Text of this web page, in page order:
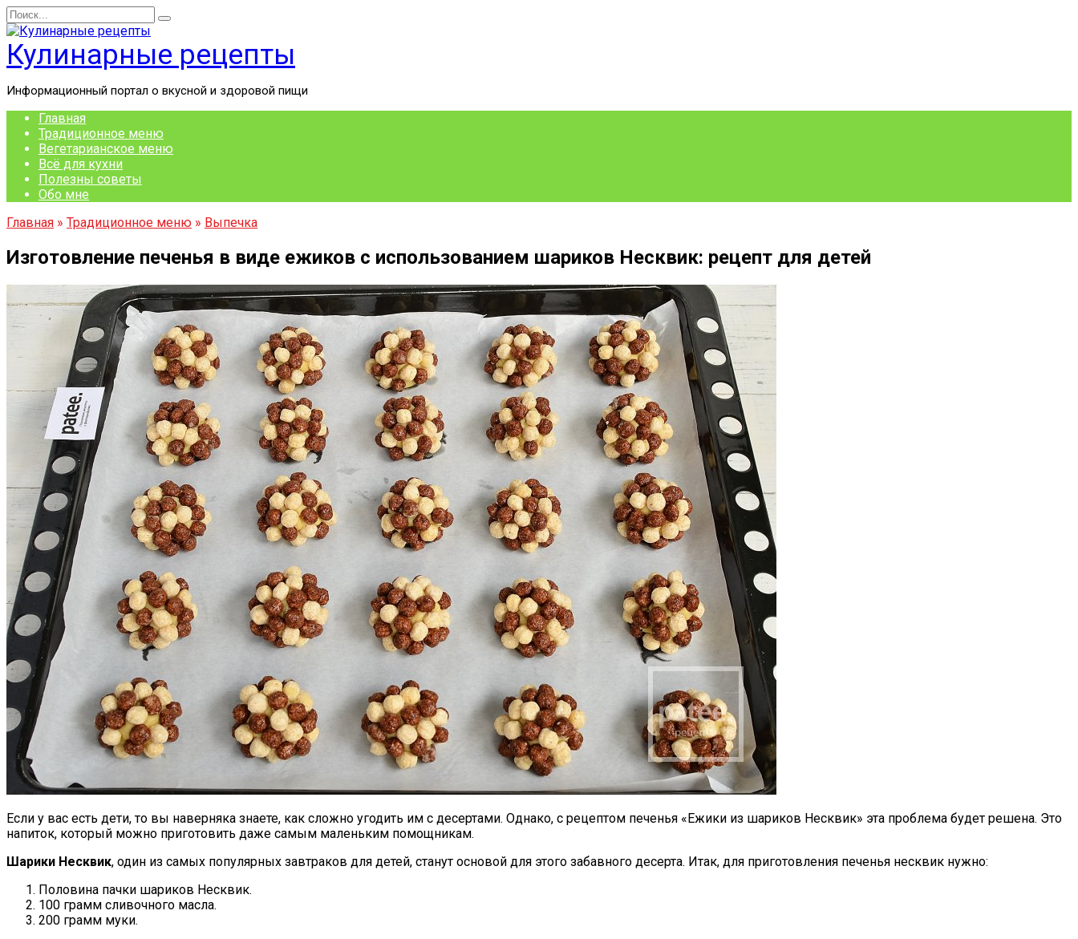
Перейти
к
содержанию
Search
for:
Кулинарные рецепты
Информационный портал о вкусной и здоровой пищи
Главная
Традиционное меню
Вегетарианское меню
Всё для кухни
Полезны советы
Обо мне
Главная » Традиционное меню » Выпечка
Изготовление печенья в виде ежиков с использованием шариков Несквик: рецепт для детей
Если у вас есть дети, то вы наверняка знаете, как сложно угодить им с десертами. Однако, с рецептом печенья «Ежики из шариков Несквик» эта проблема будет решена. Это
напиток, который можно приготовить даже самым маленьким помощникам.
Шарики Несквик, один из самых популярных завтраков для детей, станут основой для этого забавного десерта. Итак, для приготовления печенья несквик нужно:
Половина пачки шариков Несквик.
100 грамм сливочного масла.
200 грамм муки.